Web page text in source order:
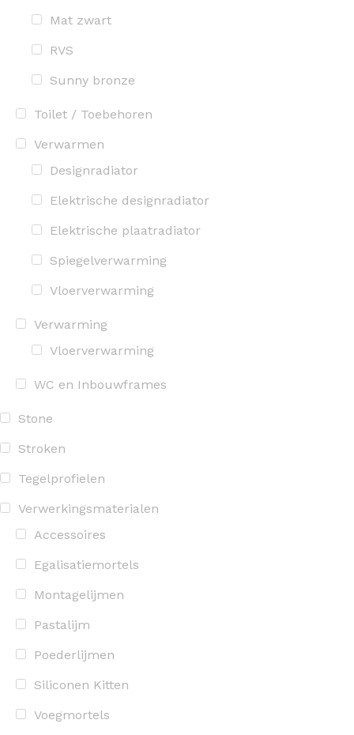
Mat zwart
RVS
Sunny bronze
Toilet / Toebehoren
Verwarmen
Designradiator
Elektrische designradiator
Elektrische plaatradiator
Spiegelverwarming
Vloerverwarming
Verwarming
Vloerverwarming
WC en Inbouwframes
Stone
Stroken
Tegelprofielen
Verwerkingsmaterialen
Accessoires
Egalisatiemortels
Montagelijmen
Pastalijm
Poederlijmen
Siliconen Kitten
Voegmortels